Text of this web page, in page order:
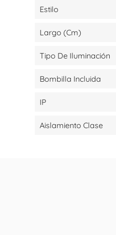
Estilo
Largo (cm)
Tipo De Iluminación
Bombilla Incluida
IP
Aislamiento Clase